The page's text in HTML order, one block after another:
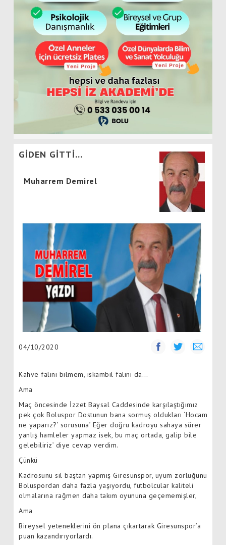
GİDEN GİTTİ…
Muharrem Demirel
04/10/2020
Kahve falını bilmem, iskambil falını da…
Ama
Maç öncesinde İzzet Baysal Caddesinde karşılaştığımız
pek çok Boluspor Dostunun bana sormuş oldukları ‘Hocam
ne yaparız?’ sorusuna’ Eğer doğru kadroyu sahaya sürer
yanlış hamleler yapmaz isek, bu maç ortada, galip bile
gelebiliriz’ diye cevap verdim.
Çünkü
Kadrosunu sil baştan yapmış Giresunspor, uyum zorluğunu
Boluspordan daha fazla yaşıyordu, futbolcular kaliteli
olmalarına rağmen daha takım oyununa geçememişler,
Ama
Bireysel yeteneklerini ön plana çıkartarak Giresunspor’a
puan kazandırıyorlardı.